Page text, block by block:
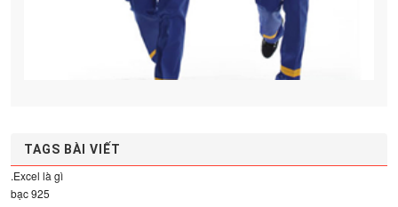
TAGS BÀI VIẾT
.Excel là gì
bạc 925